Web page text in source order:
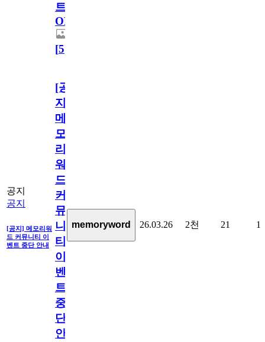
트
OPEN!
[5]
공지
공지
[공지] 메모리워
드 커뮤니티 이
벤트 중단 안내
[공
지]
메
모
리
워
드
커
뮤
니
티
이
벤
트
중
단
안
memoryword 26.03.26 2천 21 1